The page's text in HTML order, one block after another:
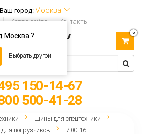
Ваш город: Москва
Москва ?
Выбрать другой
Карта сайта Контакты
0
150-14-67
500-41-28
Шины для спецтехники
погрузчиков 7.00-16